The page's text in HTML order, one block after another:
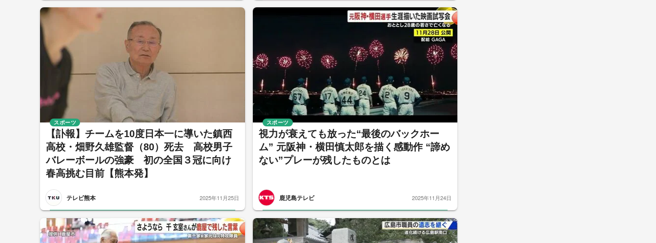
【訃報】チームを10度日本一に導いた鎮西
高校・畑野久雄監督（80）死去 高校男子
バレーボールの強豪 初の全国３冠に向け
春高挑む目前【熊本発】
テレビ熊本
スポーツ
2025年11月25日
視力が衰えても放った“最後のバックホー
ム” 元阪神・横田慎太郎を描く感動作 “諦め
ない”プレーが残したものとは
鹿児島テレビ
スポーツ
2025年11月24日